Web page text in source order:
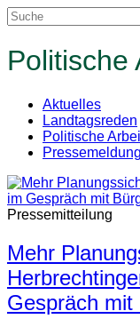
Politische
Aktuelles
Landtagsreden
Politische
Pressemitteilung
Mehr
Gespräch mit